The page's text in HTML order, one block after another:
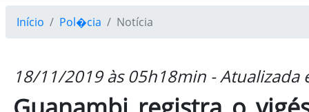
Início Pol�cia Notícia
18/11/2019 às 05h18min -